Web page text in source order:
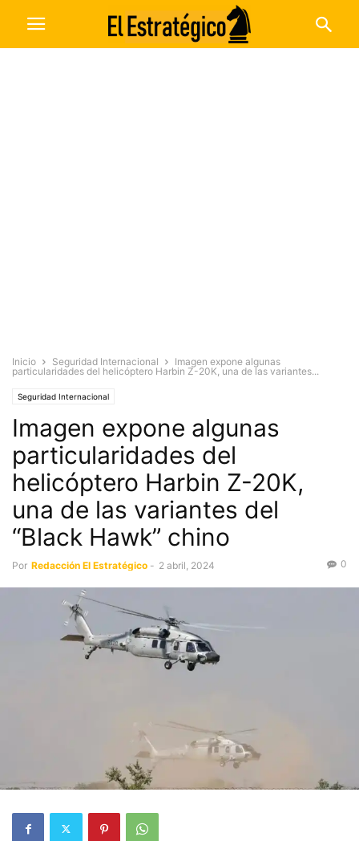
Inicio Seguridad Internacional
Imagen expone algunas
particularidades del helicóptero Harbin Z-20K, una de las variantes...
Seguridad Internacional
Imagen expone algunas
particularidades del
helicóptero Harbin Z-20K,
una de las variantes del
“Black Hawk” chino
Por Redacción El Estratégico - 2 abril, 2024 0